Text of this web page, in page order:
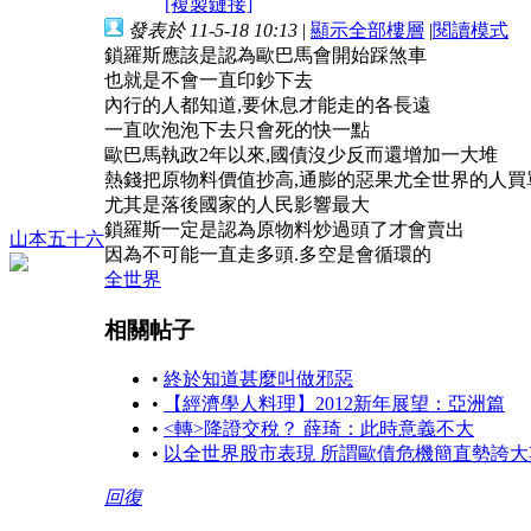
山本五十六
發表於 11-5-18 10:13 | 顯示全部樓層 |閱讀模式
鎖羅斯應該是認為歐巴馬會開始踩煞車
也就是不會一直印鈔下去
內行的人都知道,要休息才能走的各長遠
一直吹泡泡下去只會死的快一點
歐巴馬執政2年以來,國債沒少反而還增加一大堆
熱錢把原物料價值抄高,通膨的惡果尤全世界的人買
尤其是落後國家的人民影響最大
鎖羅斯一定是認為原物料炒過頭了才會賣出
因為不可能一直走多頭.多空是會循環的
全世界
相關帖子
• 終於知道甚麼叫做邪惡
•
【經濟學人料理】2012新年展望：亞洲篇
• <轉>降證交稅？ 薛琦：此時意義不大
• 以全世界股市表現 所謂歐債危機簡直勢誇
回復